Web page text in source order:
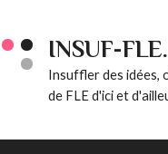
INSUF-
Insuffler des idées,
de FLE d'ici et